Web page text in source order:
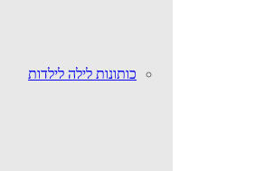
כותונות לילה לילדות